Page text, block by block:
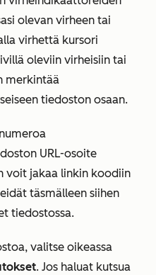
olevan virheen tai
virhettä kursori
oleviin virheisiin tai
merkintää
tiedoston osaan.
URL-osoite
voit jakaa linkin koodiin
täsmälleen siihen
tiedostossa.
valitse oikeassa
. Jos haluat kutsua